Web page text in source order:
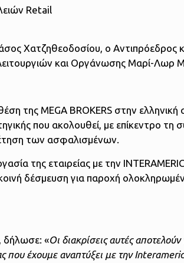
Retail
Χατζηθεοδοσίου, ο Αντιπρόεδρος
Λειτουργιών και Οργάνωσης Μαρί-Λωρ
της MEGA BROKERS στην
που ακολουθεί, με επίκεντρο τη
των ασφαλισμένων.
της εταιρείας με την
κοινή δέσμευση για παροχή
δήλωσε: «Οι διακρίσεις αυτές αποτελούν
που έχουμε αναπτύξει με την